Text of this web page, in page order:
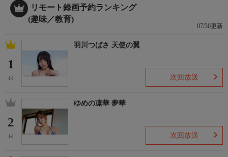
リモート録画予約ランキング
(趣味／教育)
07/30更新
1
(-)
羽川つばさ 天使の翼
次回放送
2
(-)
ゆめの凛華 夢華
次回放送